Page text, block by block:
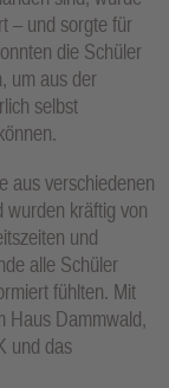
– und sorgte für
die Schüler
um aus der
selbst
aus verschiedenen
wurden kräftig von
und
alle Schüler
fühlten. Mit
Haus Dammwald,
und das